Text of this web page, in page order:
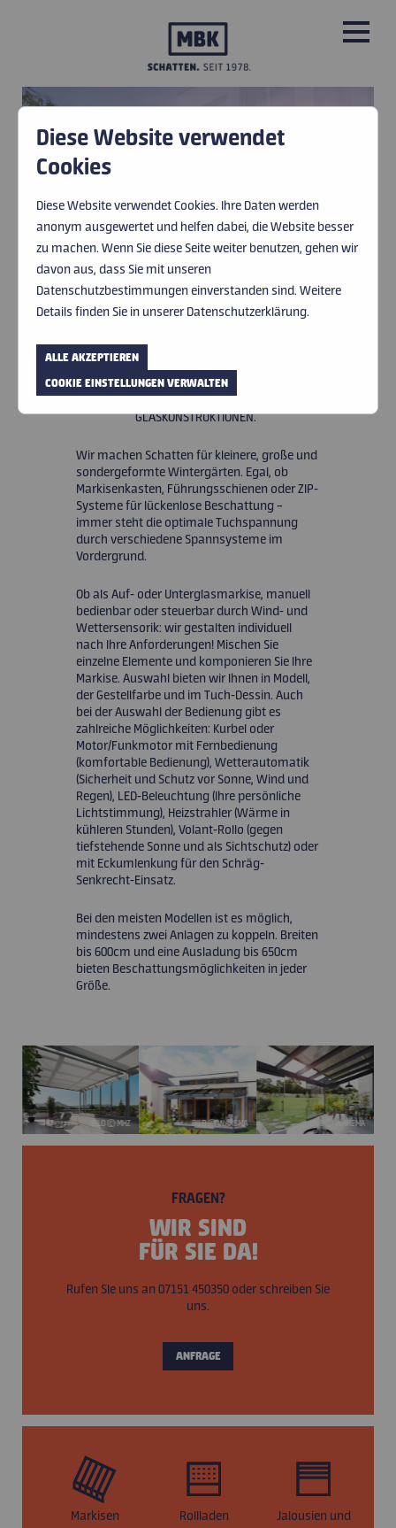
LEISTUNGEN
ÜBER UNS
IMPRESSIONEN
AKTUELLES
KARRIERE
KONTAKT
WINTERGARTEN-
MARKISEN
WINTERGARTEN-
MARKISEN
WINTERGARTEN-
MARKISEN
WINTERGARTENMARKISEN SORGEN FÜR
ANGENEHME TEMPERATUREN UND GUTE
GLASKONSTRUKTIONEN.
Wir machen Schatten für kleinere, große und
sondergeformte Wintergärten. Egal, ob
Markisenkasten, Führungsschienen oder ZIP-
Systeme für lückenlose Beschattung –
immer steht die optimale Tuchspannung
durch verschiedene Spannsysteme im
Vordergrund.
Ob als Auf- oder Unterglasmarkise, manuell
bedienbar oder steuerbar durch Wind- und
Wettersensorik: wir gestalten individuell
nach Ihre Anforderungen! Mischen Sie
einzelne Elemente und komponieren Sie Ihre
Markise. Auswahl bieten wir Ihnen in Modell,
der Gestellfarbe und im Tuch-Dessin. Auch
bei der Auswahl der Bedienung gibt es
zahlreiche Möglichkeiten: Kurbel oder
Motor/Funkmotor mit Fernbedienung
(komfortable Bedienung), Wetterautomatik
(Sicherheit und Schutz vor Sonne, Wind und
Regen), LED-Beleuchtung (Ihre persönliche
Lichtstimmung), Heizstrahler (Wärme in
kühleren Stunden), Volant-Rollo (gegen
tiefstehende Sonne und als Sichtschutz) oder
mit Eckumlenkung für den Schräg-
Senkrecht-Einsatz.
Bei den meisten Modellen ist es möglich,
mindestens zwei Anlagen zu koppeln. Breiten
bis 600cm und eine Ausladung bis 650cm
bieten Beschattungsmöglichkeiten in jeder
Größe.
BILD © MHZ BILD © WAREMA BILD © WAREMA
FRAGEN?
WIR SIND
FÜR SIE DA!
Rufen SIe uns an 07151 450350 oder schreiben Sie
uns.
ANFRAGE
Markisen Rollladen
Jalousien und
Diese Website verwendet
Cookies
Diese Website verwendet Cookies. Ihre Daten werden
anonym ausgewertet und helfen dabei, die Website besser
zu machen. Wenn Sie diese Seite weiter benutzen, gehen wir
davon aus, dass Sie mit unseren
Datenschutzbestimmungen einverstanden sind. Weitere
Details finden Sie in unserer Datenschutzerklärung.
ALLE AKZEPTIEREN
COOKIE EINSTELLUNGEN VERWALTEN